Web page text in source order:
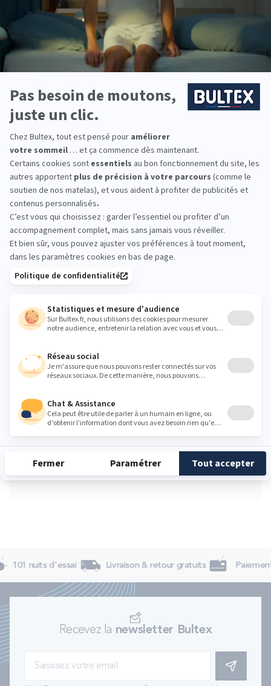
avec des matériaux pensés pour la durabilité et le
Chaque dormeur a ses préférences. Les matelas
Bultex existent en plusieurs fermetés. Associés au
bon sommier, ils apportent un soutien homogène
et adapté à votre morphologie.
Vous équipez une chambre d’amis, un studio ou la
chambre d’un enfant ? La gamme Bultex permet
d’aménager chaque pièce, du premier couchage au
modèle premium pour un usage quotidien.
interrogées de février 2019 à mars 2025. Institut
Iligo.
LA COMPAGNIE DU LIT
SORGUES : essayez avant
d’acheter
Passez en magasin pour comparer les accueils et
les soutiens. Allongez‑vous, changez de position,
prenez le temps de ressentir. Votre futur matelas
se choisit mieux en l’essayant.
Heures
Mardi 10:00 - 19:00
Jeudi 10:00 - 19:00
Vendredi 10:00 - 19:00
Samedi 10:00 - 19:00
Dimanche Fermé
101 nuits d'essai Livraison & retour gratuits
Recevez la newsletter Bultex
S'INSCRIRE